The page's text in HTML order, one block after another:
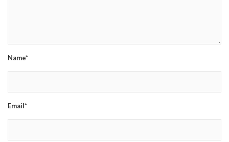
Name*
Email*